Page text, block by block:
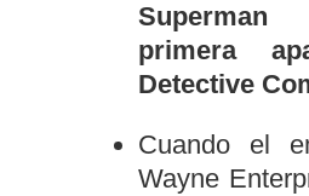
primera
Detective
Cuando el
Wayne